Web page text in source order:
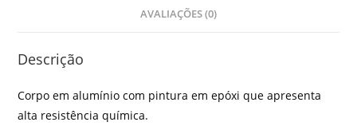
AVALIAÇÕES (0)
Descrição
Corpo em alumínio com pintura em epóxi que apresenta
alta resistência química.